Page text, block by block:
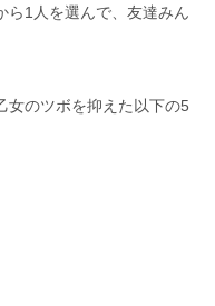
ら1人を選んで、友達みん
女のツボを抑えた以下の5